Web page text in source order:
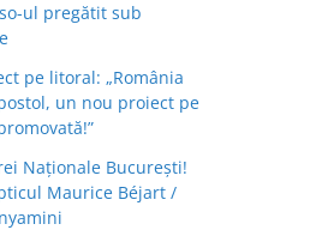
ul pregătit sub
pe litoral: „România
un nou proiect pe
Naționale București!
Maurice Béjart /